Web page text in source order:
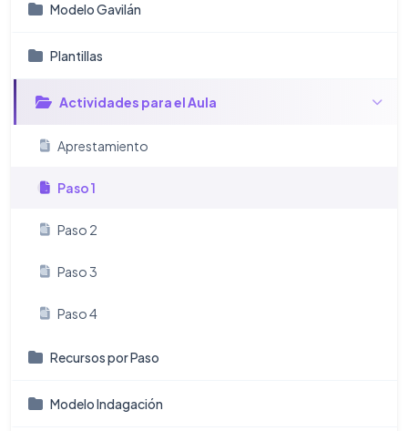
Modelo Gavilán
Plantillas
Actividades para el Aula
Aprestamiento
Paso 1
Paso 2
Paso 3
Paso 4
Recursos por Paso
Modelo Indagación